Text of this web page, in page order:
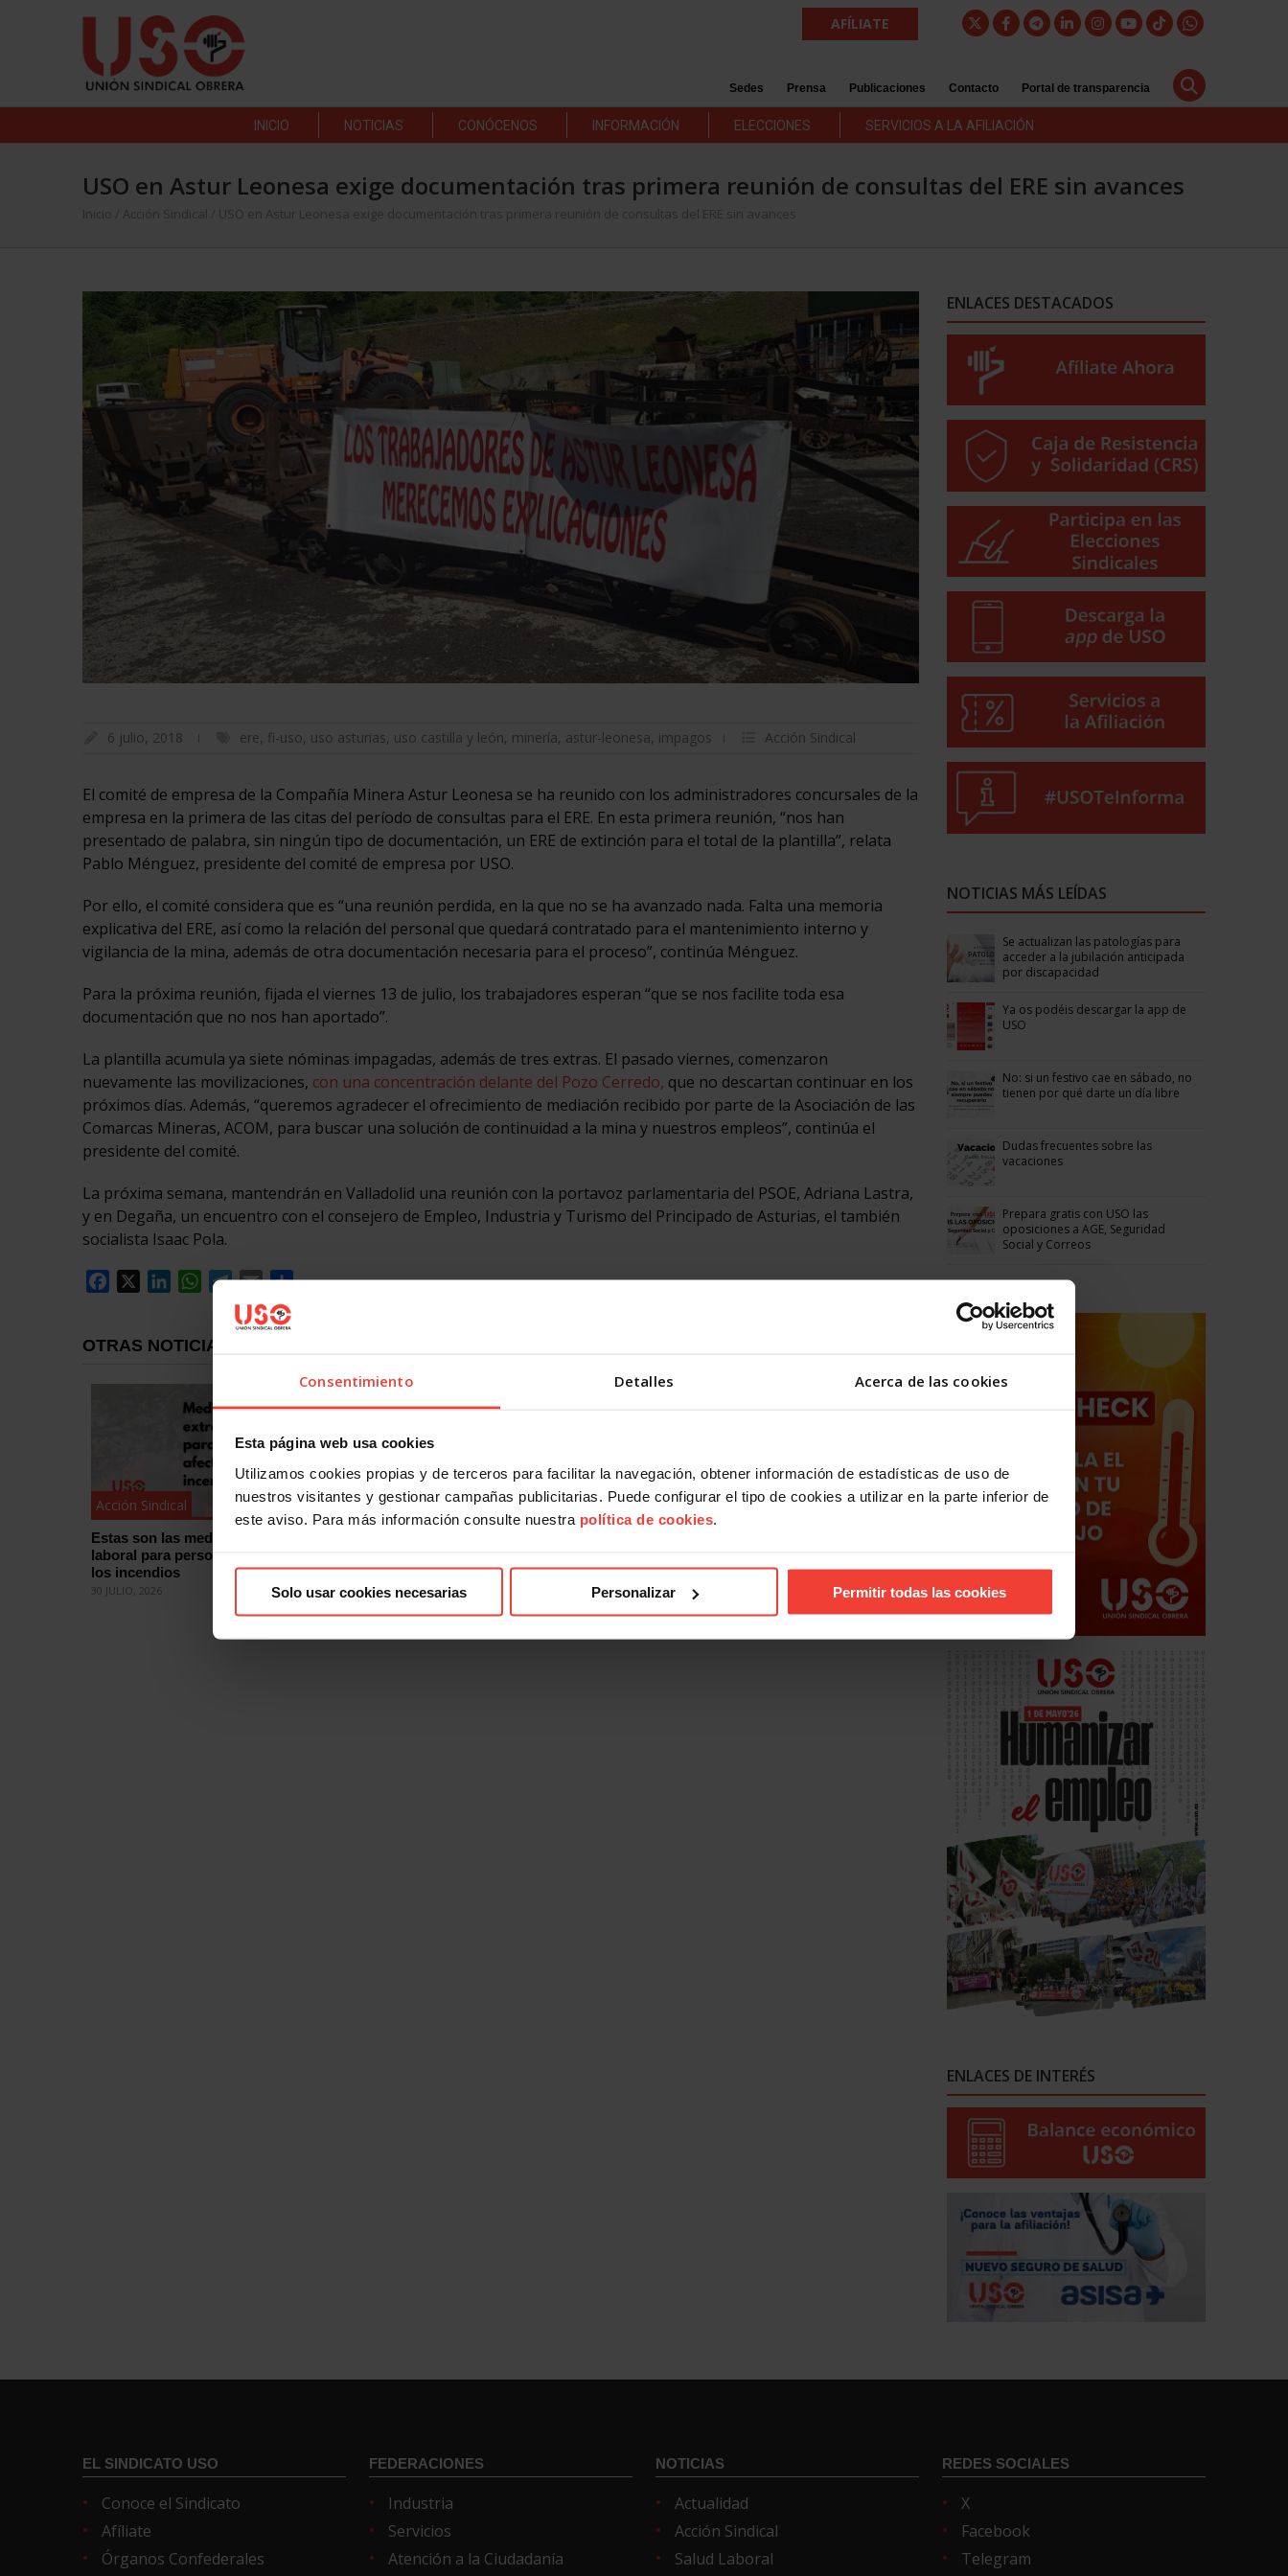
Consentimiento Detalles Acerca de las cookies
Esta página web usa cookies
Utilizamos cookies propias y de terceros para facilitar la navegación, obtener información de estadísticas de uso de
nuestros visitantes y gestionar campañas publicitarias. Puede configurar el tipo de cookies a utilizar en la parte inferior de
este aviso. Para más información consulte nuestra política de cookies.
Solo usar cookies necesarias Personalizar Permitir todas las cookies
AFÍLIATE
Sedes Prensa Publicaciones Contacto Portal de transparencia
INICIO NOTICIAS CONÓCENOS INFORMACIÓN ELECCIONES SERVICIOS A LA AFILIACIÓN
USO en Astur Leonesa exige documentación tras primera reunión de consultas del ERE sin avances
Inicio Acción Sindical USO en Astur Leonesa exige documentación tras primera reunión de consultas del ERE sin avances
6 julio, 2018 ere, fi-uso, uso asturias, uso castilla y león, minería, astur-leonesa, impagos Acción Sindical
El comité de empresa de la Compañía Minera Astur Leonesa se ha reunido con los administradores concursales de la
empresa en la primera de las citas del período de consultas para el ERE. En esta primera reunión, “nos han
presentado de palabra, sin ningún tipo de documentación, un ERE de extinción para el total de la plantilla”, relata
Pablo Ménguez, presidente del comité de empresa por USO.
Por ello, el comité considera que es “una reunión perdida, en la que no se ha avanzado nada. Falta una memoria
explicativa del ERE, así como la relación del personal que quedará contratado para el mantenimiento interno y
vigilancia de la mina, además de otra documentación necesaria para el proceso”, continúa Ménguez.
Para la próxima reunión, fijada el viernes 13 de julio, los trabajadores esperan “que se nos facilite toda esa
documentación que no nos han aportado”.
La plantilla acumula ya siete nóminas impagadas, además de tres extras. El pasado viernes, comenzaron
nuevamente las movilizaciones, con una concentración delante del Pozo Cerredo, que no descartan continuar en los
próximos días. Además, “queremos agradecer el ofrecimiento de mediación recibido por parte de la Asociación de las
Comarcas Mineras, ACOM, para buscar una solución de continuidad a la mina y nuestros empleos”, continúa el
presidente del comité.
La próxima semana, mantendrán en Valladolid una reunión con la portavoz parlamentaria del PSOE, Adriana Lastra,
y en Degaña, un encuentro con el consejero de Empleo, Industria y Turismo del Principado de Asturias, el también
socialista Isaac Pola.
Facebook
LinkedInWhatsApp
Telegram
EmailCompartir
OTRAS NOTICIAS
Acción Sindical
Estas son las medidas de protección
laboral para personas afectadas por
los incendios
30 JULIO, 2026
Acción Sindical
cómo
29 JULIO, 2026
Acción Sindical
27 JULIO, 2026
ENLACES DESTACADOS
NOTICIAS MÁS LEÍDAS
Se actualizan las patologías para
acceder a la jubilación anticipada
por discapacidad
Ya os podéis descargar la app de
USO
No: si un festivo cae en sábado, no
tienen por qué darte un día libre
Dudas frecuentes sobre las
vacaciones
Prepara gratis con USO las
oposiciones a AGE, Seguridad
Social y Correos
ENLACES DE INTERÉS
EL SINDICATO USO
Conoce el Sindicato
Afíliate
Órganos Confederales
FEDERACIONES
Industria
Servicios
Atención a la Ciudadanía
NOTICIAS
Actualidad
Acción Sindical
Salud Laboral
REDES SOCIALES
X
Facebook
Telegram